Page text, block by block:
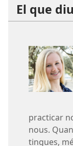
El que
practicar
nous.
tingues,